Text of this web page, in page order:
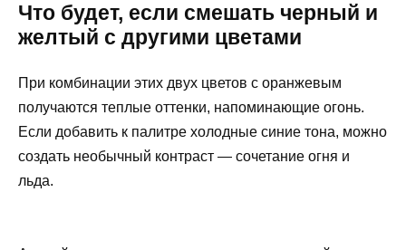
Что будет, если смешать черный и
желтый с другими цветами
При комбинации этих двух цветов с оранжевым
получаются теплые оттенки, напоминающие огонь.
Если добавить к палитре холодные синие тона, можно
создать необычный контраст — сочетание огня и
льда.